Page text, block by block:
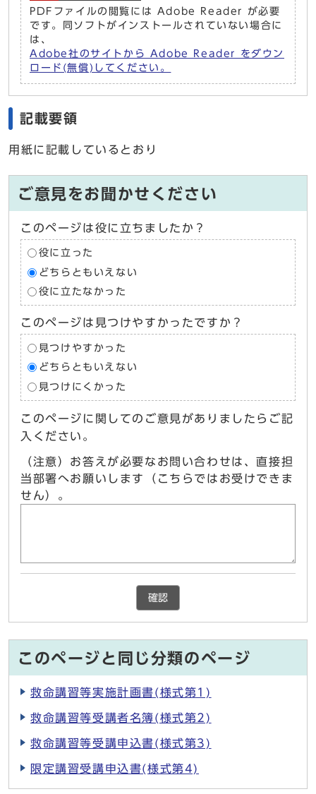
PDFファイルの閲覧には Adobe Reader が必要
です。同ソフトがインストールされていない場合に
は、
Adobe社のサイトから Adobe Reader をダウン
ロード(無償)してください。
記載要領
用紙に記載しているとおり
ご意見をお聞かせください
このページは役に立ちましたか？
役に立った
どちらともいえない
役に立たなかった
このページは見つけやすかったですか？
見つけやすかった
どちらともいえない
見つけにくかった
このページに関してのご意見がありましたらご記
入ください。
（注意）お答えが必要なお問い合わせは、直接担
当部署へお願いします（こちらではお受けできま
せん）。
確認
このページと同じ分類のページ
救命講習等実施計画書(様式第1)
救命講習等受講者名簿(様式第2)
救命講習等受講申込書(様式第3)
限定講習受講申込書(様式第4)